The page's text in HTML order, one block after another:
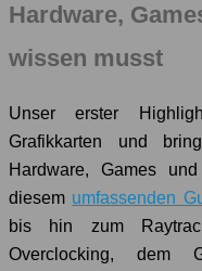
Hardware,
wissen musst
Unser erster
Grafikkarten und
Hardware, Games
diesem umfassenden
bis hin zum
Overclocking, dem